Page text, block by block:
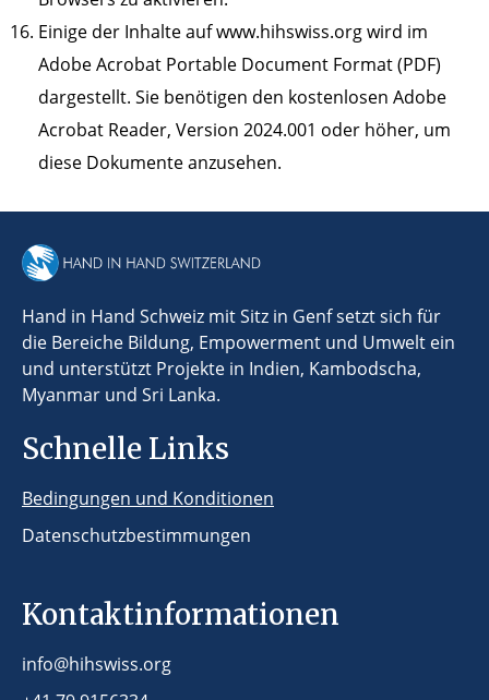
Einige der Inhalte aufwww.hihswiss.orgwird im
Adobe Acrobat Portable Document Format (PDF)
dargestellt. Sie benötigen den kostenlosen Adobe
Acrobat Reader, Version 2024.001 oder höher, um
diese Dokumente anzusehen.
Hand in Hand Schweiz mit Sitz in Genf setzt sich für
die Bereiche Bildung, Empowerment und Umwelt ein
und unterstützt Projekte in Indien, Kambodscha,
Myanmar und Sri Lanka.
Schnelle Links
Bedingungen und Konditionen
Datenschutzbestimmungen
Kontaktinformationen
info@hihswiss.org